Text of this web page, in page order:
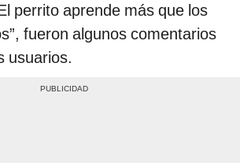
perrito aprende más que los
fueron algunos comentarios
usuarios.